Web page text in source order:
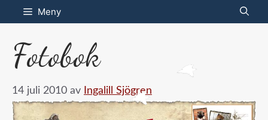
Hoppa
till
innehåll
Meny
Fotobok
14 juli 2010 av Ingalill Sjögren